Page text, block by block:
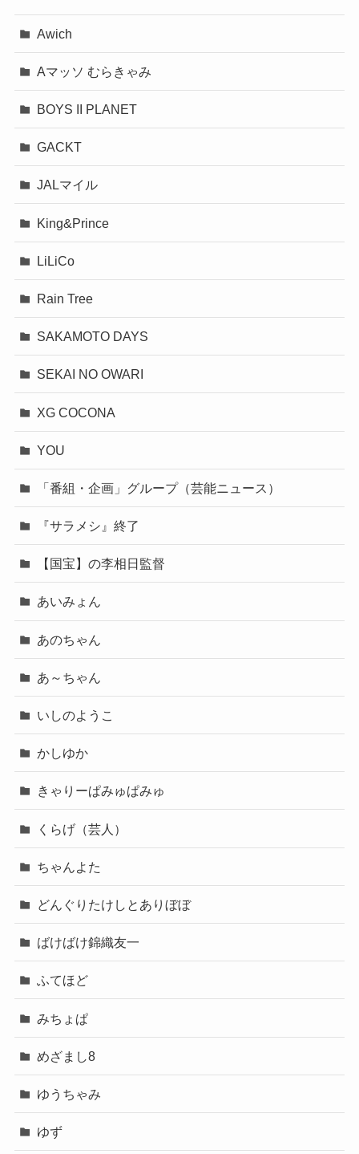
Awich
Aマッソ むらきゃみ
BOYS II PLANET
GACKT
JALマイル
King&Prince
LiLiCo
Rain Tree
SAKAMOTO DAYS
SEKAI NO OWARI
XG COCONA
YOU
「番組・企画」グループ（芸能ニュース）
『サラメシ』終了
【国宝】の李相日監督
あいみょん
あのちゃん
あ～ちゃん
いしのようこ
かしゆか
きゃりーぱみゅぱみゅ
くらげ（芸人）
ちゃんよた
どんぐりたけしとありぼぼ
ばけばけ錦織友一
ふてほど
みちょぱ
めざまし8
ゆうちゃみ
ゆず